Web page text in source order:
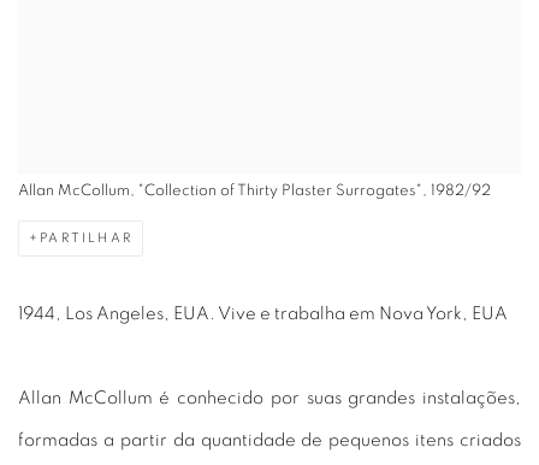
Allan McCollum, "Collection of Thirty Plaster Surrogates", 1982/92
PARTILHAR
1944, Los Angeles, EUA. Vive e trabalha em Nova York, EUA
Allan McCollum é conhecido por suas grandes instalações,
formadas a partir da quantidade de pequenos itens criados